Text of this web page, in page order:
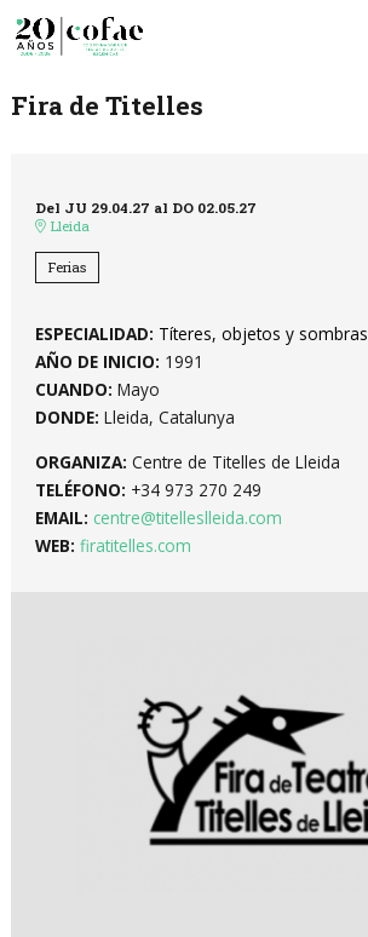
Fira de Titelles
Del JU 29.04.27 al DO 02.05.27
Lleida
Ferias
ESPECIALIDAD: Títeres, objetos y sombras
AÑO DE INICIO: 1991
CUANDO: Mayo
DONDE: Lleida, Catalunya
ORGANIZA: Centre de Titelles de Lleida
TELÉFONO: +34 973 270 249
EMAIL: centre@titelleslleida.com
WEB: firatitelles.com